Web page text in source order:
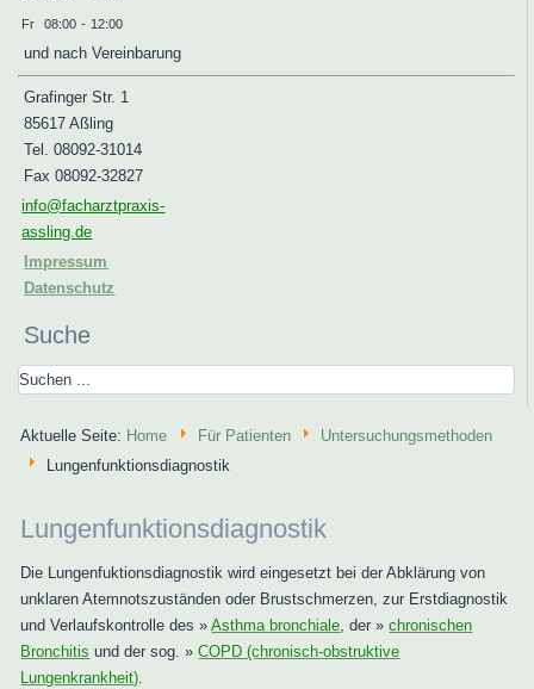
Fr 08:00 - 12:00
und nach Vereinbarung
Grafinger Str. 1
85617 Aßling
Tel. 08092-31014
Fax 08092-32827
info@facharztpraxis-
assling.de
Impressum
Datenschutz
Suche
Aktuelle Seite: Home Für Patienten
Untersuchungsmethoden
Lungenfunktionsdiagnostik
Lungenfunktionsdiagnostik
Die Lungenfuktionsdiagnostik wird eingesetzt bei der Abklärung von
unklaren Atemnotszuständen oder Brustschmerzen, zur Erstdiagnostik
und Verlaufskontrolle des »Asthma bronchiale , der »chronischen
Bronchitis und der sog. »COPD (chronisch-obstruktive
Lungenkrankheit)